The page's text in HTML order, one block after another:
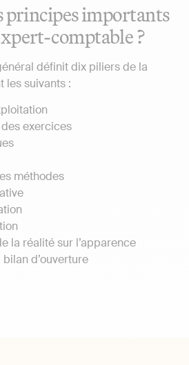
principes importants
comptable ?
définit dix piliers de la
les suivants :
exercices
méthodes
la réalité sur l’apparence
d’ouverture